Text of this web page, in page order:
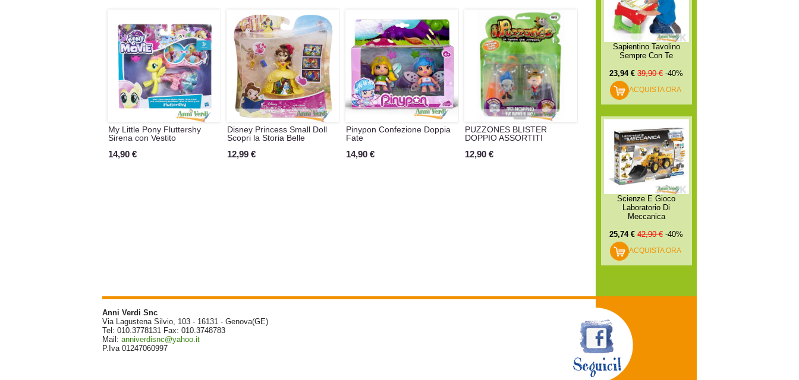
My Little Pony Fluttershy
Sirena con Vestito
14,90 €
Disney Princess Small Doll
Scopri la Storia Belle
12,99 €
Pinypon Confezione Doppia
Fate
14,90 €
PUZZONES BLISTER
DOPPIO ASSORTITI
12,90 €
Sapientino Tavolino
Sempre Con Te
23,94 € 39,90 € -40%
ACQUISTA ORA
Scienze E Gioco
Laboratorio Di
Meccanica
25,74 € 42,90 € -40%
ACQUISTA ORA
Anni Verdi Snc
Via Lagustena Silvio, 103 - 16131 - Genova(GE)
Tel: 010.3778131 Fax: 010.3748783
Mail: anniverdisnc@yahoo.it
P.Iva 01247060997